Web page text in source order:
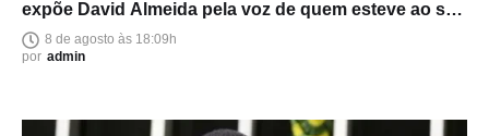
expõe David Almeida pela voz de quem esteve ao seu
lado8 de agosto às 18:09h
por admin